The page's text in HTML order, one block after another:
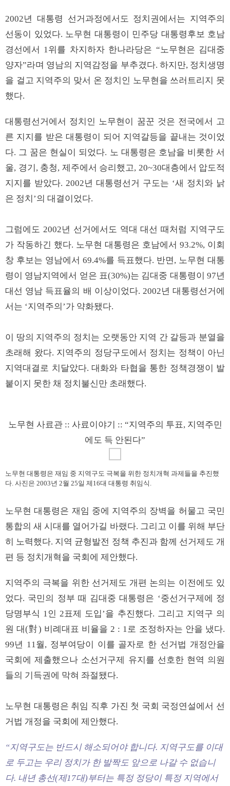
2002년 대통령 선거과정에서도 정치권에서는 지역주의
선동이 있었다. 노무현 대통령이 민주당 대통령후보 호남
경선에서 1위를 차지하자 한나라당은 “노무현은 김대중
양자”라며 영남의 지역감정을 부추겼다. 하지만, 정치생명
을 걸고 지역주의 맞서 온 정치인 노무현을 쓰러트리지 못
했다.
대통령선거에서 정치인 노무현이 꿈꾼 것은 전국에서 고
른 지지를 받은 대통령이 되어 지역갈등을 끝내는 것이었
다. 그 꿈은 현실이 되었다. 노 대통령은 호남을 비롯한 서
울, 경기, 충청, 제주에서 승리했고, 20~30대층에서 압도적
지지를 받았다. 2002년 대통령선거 구도는 ‘새 정치와 낡
은 정치’의 대결이었다.
그럼에도 2002년 선거에서도 역대 대선 때처럼 지역구도
가 작동하긴 했다. 노무현 대통령은 호남에서 93.2%, 이회
창 후보는 영남에서 69.4%를 득표했다. 반면, 노무현 대통
령이 영남지역에서 얻은 표(30%)는 김대중 대통령이 97년
대선 영남 득표율의 배 이상이었다. 2002년 대통령선거에
서는 ‘지역주의’가 약화됐다.
이 땅의 지역주의 정치는 오랫동안 지역 간 갈등과 분열을
초래해 왔다. 지역주의 정당구도에서 정치는 정책이 아닌
지역대결로 치달았다. 대화와 타협을 통한 정책경쟁이 발
붙이지 못한 채 정치불신만 초래했다.
노무현 사료관 :: 사료이야기 :: “지역주의 투표, 지역주민
에도 득 안된다”
노무현 대통령은 재임 중 지역구도 극복을 위한 정치개혁 과제들을 추진했
다. 사진은 2003년 2월 25일 제16대 대통령 취임식.
노무현 대통령은 재임 중에 지역주의 장벽을 허물고 국민
통합의 새 시대를 열어가길 바랬다. 그리고 이를 위해 부단
히 노력했다. 지역 균형발전 정책 추진과 함께 선거제도 개
편 등 정치개혁을 국회에 제안했다.
지역주의 극복을 위한 선거제도 개편 논의는 이전에도 있
었다. 국민의 정부 때 김대중 대통령은 ‘중선거구제에 정
당명부식 1인 2표제 도입’을 추진했다. 그리고 지역구 의
원 대(對) 비례대표 비율을 2 : 1로 조정하자는 안을 냈다.
99년 11월, 정부여당이 이를 골자로 한 선거법 개정안을
국회에 제출했으나 소선거구제 유지를 선호한 현역 의원
들의 기득권에 막혀 좌절됐다.
노무현 대통령은 취임 직후 가진 첫 국회 국정연설에서 선
거법 개정을 국회에 제안했다.
“지역구도는 반드시 해소되어야 합니다. 지역구도를 이대
로 두고는 우리 정치가 한 발짝도 앞으로 나갈 수 없습니
다. 내년 총선(제17대)부터는 특정 정당이 특정 지역에서